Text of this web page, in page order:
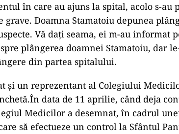
în care au ajuns la spital, acolo s-au
grave. Doamna Stamatoiu depunea
Vă dați seama, ei m-au informat
plângerea doamnei Stamatoiu, dar
din partea spitalului.
și un reprezentant al Colegiului
data de 11 aprilie, când deja
Medicilor a desemnat, în cadrul
să efectueze un control la Sfântul